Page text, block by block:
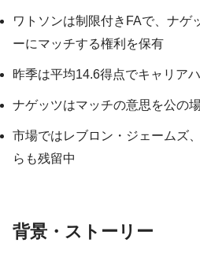
ワトソンは制限付きFAで、ナゲ
ーにマッチする権利を保有
昨季は平均14.6得点でキャリア
ナゲッツはマッチの意思を公の
市場ではレブロン・ジェームズ
らも残留中
背景・ストーリー